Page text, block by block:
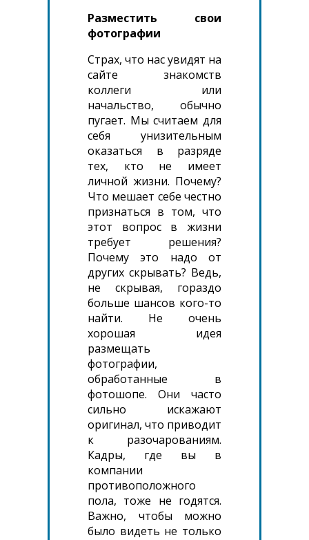
Разместить свои
фотографии
Страх, что нас увидят на
сайте знакомств
коллеги или
начальство, обычно
пугает. Мы считаем для
себя унизительным
оказаться в разряде
тех, кто не имеет
личной жизни. Почему?
Что мешает себе честно
признаться в том, что
этот вопрос в жизни
требует решения?
Почему это надо от
других скрывать? Ведь,
не скрывая, гораздо
больше шансов кого-то
найти. Не очень
хорошая идея
размещать
фотографии,
обработанные в
фотошопе. Они часто
сильно искажают
оригинал, что приводит
к разочарованиям.
Кадры, где вы в
компании
противоположного
пола, тоже не годятся.
Важно, чтобы можно
было видеть не только